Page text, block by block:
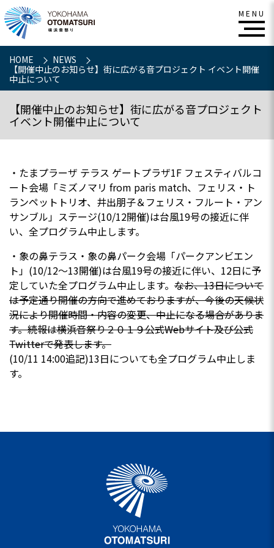
HOME
NEWS
【開催中止のお知らせ】街に広がる音プロジェクト イベント開催
中止について
【開催中止のお知らせ】街に広がる音プロジェクト
イベント開催中止について
・たまプラーザ テラス ゲートプラザ1F フェスティバルコ
ート会場「ミズノマリ from paris match、フェリス・ト
ランペットトリオ、井出朋子＆フェリス・フルート・アン
サンブル」ステージ(10/12開催)は台風19号の接近に伴
い、全プログラム中止します。
・象の鼻テラス・象の鼻パーク会場「パークアンビエン
ト」(10/12～13開催)は台風19号の接近に伴い、12日に予
定していた全プログラム中止します。 なお、13日について
は予定通り開催の方向で進めておりますが、今後の天候状
況により開催時間・内容の変更、中止になる場合がありま
す。続報は横浜音祭り２０１９公式Webサイト及び公式
Twitterで発表します。
(10/11 14:00追記)13日についても全プログラム中止しま
す。